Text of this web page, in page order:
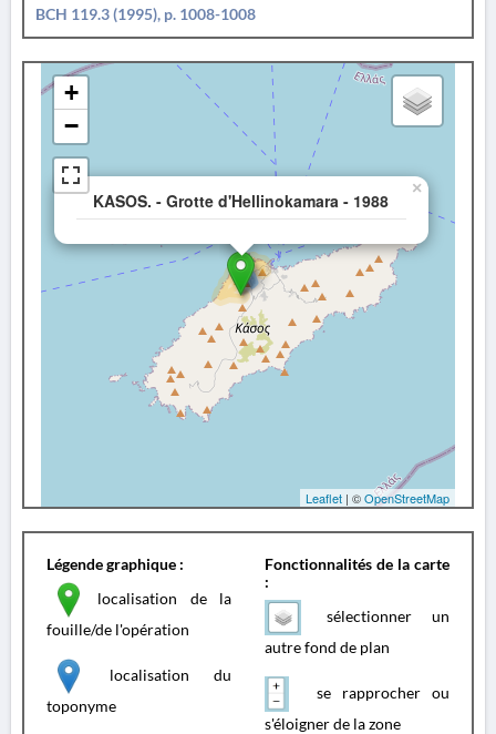
BCH 119.3 (1995), p. 1008-1008
KASOS. - Grotte d'Hellinokamara - 1988
×
+
−
Leaflet | ©OpenStreetMap
Légende graphique :
localisation de la
fouille/de l'opération
localisation du
toponyme
Fonctionnalités de la carte
:
sélectionner un
autre fond de plan
se rapprocher ou
s'éloigner de la zone